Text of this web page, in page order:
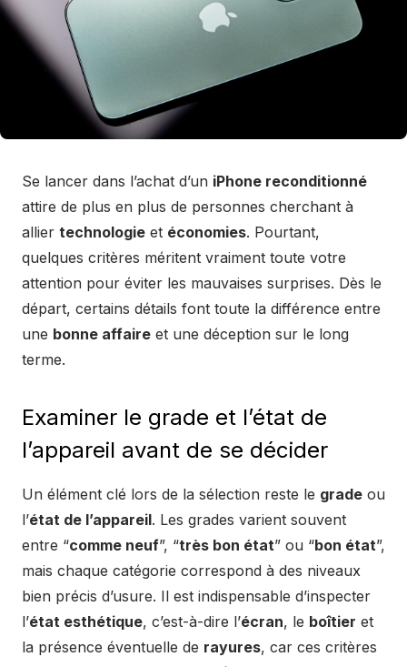
Se lancer dans l’achat d’un iPhone reconditionné
attire de plus en plus de personnes cherchant à
allier technologie et économies. Pourtant,
quelques critères méritent vraiment toute votre
attention pour éviter les mauvaises surprises. Dès le
départ, certains détails font toute la différence entre
une bonne affaire et une déception sur le long
terme.
Examiner le grade et l’état de
l’appareil avant de se décider
Un élément clé lors de la sélection reste le grade ou
l’état de l’appareil. Les grades varient souvent
entre “comme neuf”, “très bon état” ou “bon état”,
mais chaque catégorie correspond à des niveaux
bien précis d’usure. Il est indispensable d’inspecter
l’état esthétique, c’est-à-dire l’écran, le boîtier et
la présence éventuelle de rayures, car ces critères